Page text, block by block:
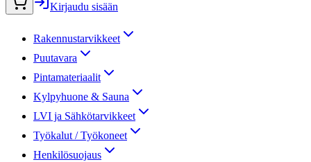
Kirjaudu sisään
Rakennustarvikkeet
Puutavara
Pintamateriaalit
Kylpyhuone & Sauna
LVI ja Sähkötarvikkeet
Työkalut / Työkoneet
Henkilösuojaus